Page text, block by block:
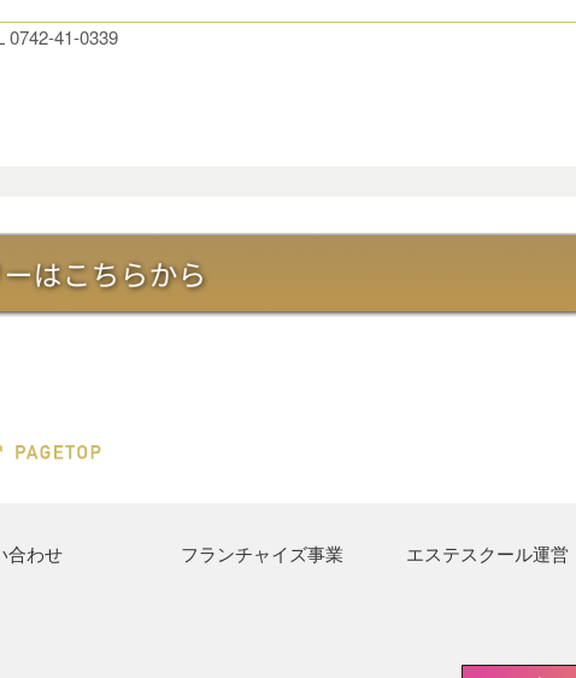
0742-41-0339
合わせ フランチャイズ事業 エステスクール運営